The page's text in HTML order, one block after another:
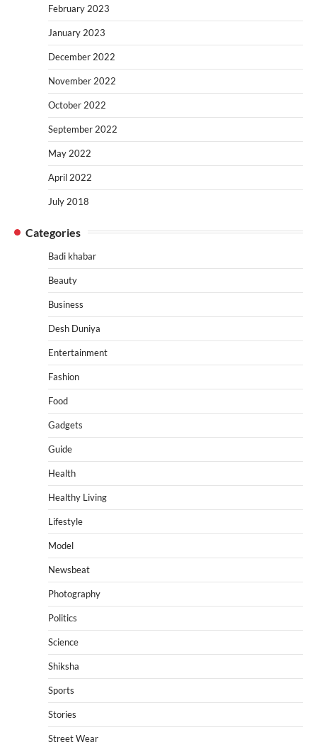
February 2023
January 2023
December 2022
November 2022
October 2022
September 2022
May 2022
April 2022
July 2018
Categories
Badi khabar
Beauty
Business
Desh Duniya
Entertainment
Fashion
Food
Gadgets
Guide
Health
Healthy Living
Lifestyle
Model
Newsbeat
Photography
Politics
Science
Shiksha
Sports
Stories
Street Wear